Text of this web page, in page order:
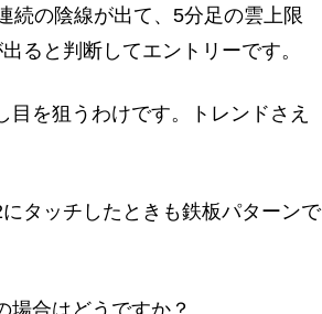
続の陰線が出て、5分足の雲上限
ると判断してエントリーです。
を狙うわけです。トレンドさえ
タッチしたときも鉄板パターンで